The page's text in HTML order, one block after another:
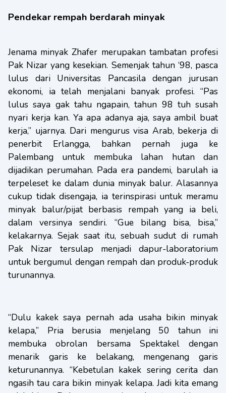
Pendekar rempah berdarah minyak
Jenama minyak Zhafer merupakan tambatan profesi
Pak Nizar yang kesekian. Semenjak tahun ‘98, pasca
lulus dari Universitas Pancasila dengan jurusan
ekonomi, ia telah menjalani banyak profesi. “Pas
lulus saya gak tahu ngapain, tahun 98 tuh susah
nyari kerja kan. Ya apa adanya aja, saya ambil buat
kerja,” ujarnya. Dari mengurus visa Arab, bekerja di
penerbit Erlangga, bahkan pernah juga ke
Palembang untuk membuka lahan hutan dan
dijadikan perumahan. Pada era pandemi, barulah ia
terpeleset ke dalam dunia minyak balur. Alasannya
cukup tidak disengaja, ia terinspirasi untuk meramu
minyak balur/pijat berbasis rempah yang ia beli,
dalam versinya sendiri. “Gue bilang bisa, bisa,”
kelakarnya. Sejak saat itu, sebuah sudut di rumah
Pak Nizar tersulap menjadi dapur-laboratorium
untuk bergumul dengan rempah dan produk-produk
turunannya.
“Dulu kakek saya pernah ada usaha bikin minyak
kelapa,” Pria berusia menjelang 50 tahun ini
membuka obrolan bersama Spektakel dengan
menarik garis ke belakang, mengenang garis
keturunannya. “Kebetulan kakek sering cerita dan
ngasih tau cara bikin minyak kelapa. Jadi kita emang